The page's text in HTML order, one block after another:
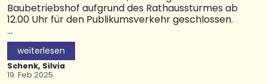
Bahnhof führt.Auch die Linie 280 aus und Richtung
Kusel wird für den Zeitraum der Vollsperrung den
Bahnhof nicht anfahren. Auch hier ist die
Haltestelle „Rondell“ als Ein-/und
Ausstiegsalternative zum Bahnhof vorgesehen. ©
Saarpfalz-Kreis
Baubetriebshof aufgrund des Rathaussturmes ab
12.00 Uhr für den Publikumsverkehr geschlossen.
Am Rosenmontag, dem 3. März 2025, sind alle
oben gennannten Dienststellen ebenfalls ab 12.00
Uhr für den Publikumsverkehr
geschlossen.Weitere Infos über die Stadt Bexbach
weiterlesen
Schenk, Silvia
19. Feb 2025